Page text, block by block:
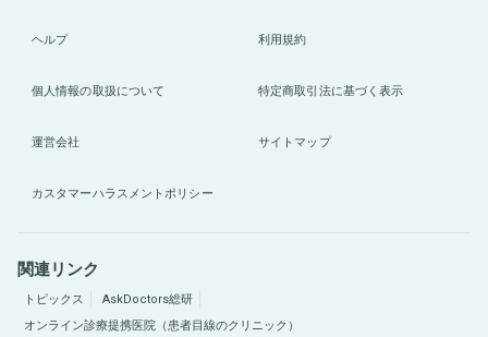
ヘルプ 利用規約
個人情報の取扱について 特定商取引法に基づく表示
運営会社 サイトマップ
カスタマーハラスメントポリシー
関連リンク
トピックス
AskDoctors総研
オンライン診療提携医院（患者目線のクリニック）